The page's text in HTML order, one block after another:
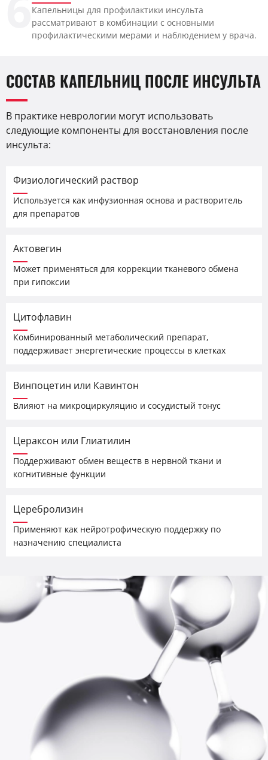
Капельницы для профилактики инсульта
рассматривают в комбинации с основными
профилактическими мерами и наблюдением у врача.
СОСТАВ КАПЕЛЬНИЦ ПОСЛЕ ИНСУЛЬТА
В практике неврологии могут использовать
следующие компоненты для восстановления после
инсульта:
Физиологический раствор
Используется как инфузионная основа и растворитель
для препаратов
Актовегин
Может применяться для коррекции тканевого обмена
при гипоксии
Цитофлавин
Комбинированный метаболический препарат,
поддерживает энергетические процессы в клетках
Винпоцетин или Кавинтон
Влияют на микроциркуляцию и сосудистый тонус
Цераксон или Глиатилин
Поддерживают обмен веществ в нервной ткани и
когнитивные функции
Церебролизин
Применяют как нейротрофическую поддержку по
назначению специалиста